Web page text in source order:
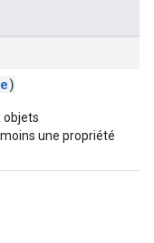
)
objets
une propriété